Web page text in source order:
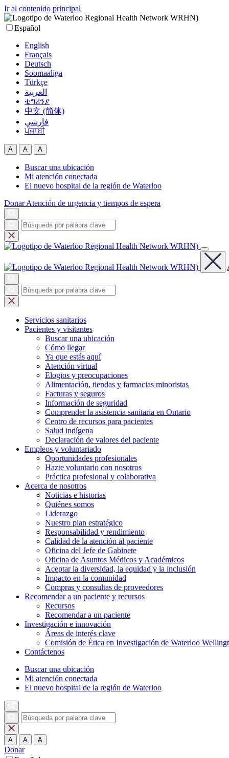
Ir al contenido principal
Español
English
Français
Deutsch
Soomaaliga
Türkçe
العربية‏
ቲግሪንያ
中文 (简体)
فارسی
ਪੰਜਾਬੀ
A A A
Buscar una ubicación
Mi atención conectada
El nuevo hospital de la región de Waterloo
Donar Atención de urgencia y tiempos de espera
Servicios sanitarios
Pacientes y visitantes
Buscar una ubicación
Cómo llegar
Ya que estás aquí
Atención virtual
Elogios y preocupaciones
Alimentación, tiendas y farmacias minoristas
Facturas y seguros
Información de seguridad
Comprender la asistencia sanitaria en Ontario
Centro de recursos para pacientes
Salud indígena
Declaración de valores del paciente
Empleos y voluntariado
Oportunidades profesionales
Hazte voluntario con nosotros
Práctica profesional y colaborativa
Acerca de nosotros
Noticias e historias
Quiénes somos
Liderazgo
Nuestro plan estratégico
Responsabilidad y rendimiento
Calidad de la atención al paciente
Oficina del Jefe de Gabinete
Oficina de Asuntos Médicos y Académicos
Aceptar la diversidad, la equidad y la inclusión
Impacto en la comunidad
Compras y consultas de proveedores
Recomendar a un paciente y recursos
Recursos
Recomendar a un paciente
Investigación e innovación
Áreas de interés clave
Comisión de Ética en Investigación de Waterloo
Contáctenos
Buscar una ubicación
Mi atención conectada
El nuevo hospital de la región de Waterloo
A A A
Donar